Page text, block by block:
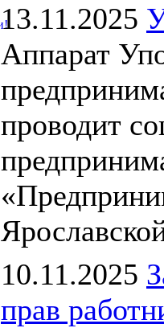
13.11.2025
Аппарат
проводит
10.11.2025
прав